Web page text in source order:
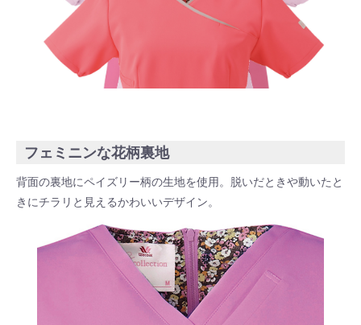
フェミニンな花柄裏地
背面の裏地にペイズリー柄の生地を使用。脱いだときや動いたと
きにチラリと見えるかわいいデザイン。